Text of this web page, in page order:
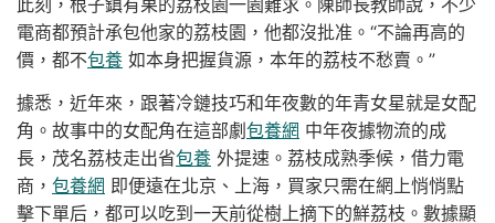
電商都預計承包他家的荔枝園，他都沒批准。“不論再高的
價，都不包養 如本身把握貨源，本年的荔枝不愁賣。”
據悉，近年來，跟著冷鏈技巧和年夜數的年青女星就是女配
角。故事中的女配角在這部劇 包養網 中年夜據物流的成
長，茂名荔枝走出省包養 外提速。荔枝成熟季候，借力電
商， 包養網 即便遠在北京、上海，買家只需在網上悄悄點
擊下單后，都可以吃到一天前從樹上摘下的鮮荔枝。數據顯